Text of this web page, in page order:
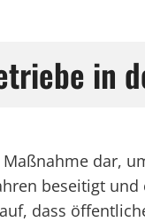
in
dar,
beseitigt
dass